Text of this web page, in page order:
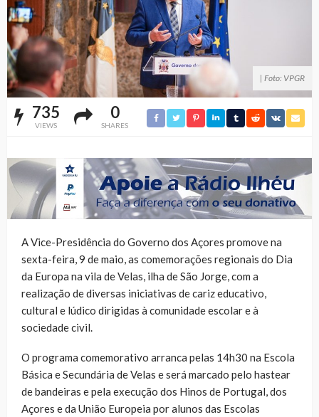
| Foto: VPGR
735
VIEWS
0
SHARES
A Vice-Presidência do Governo dos Açores promove na
sexta-feira, 9 de maio, as comemorações regionais do Dia
da Europa na vila de Velas, ilha de São Jorge, com a
realização de diversas iniciativas de cariz educativo,
cultural e lúdico dirigidas à comunidade escolar e à
sociedade civil.
O programa comemorativo arranca pelas 14h30 na Escola
Básica e Secundária de Velas e será marcado pelo hastear
de bandeiras e pela execução dos Hinos de Portugal, dos
Açores e da União Europeia por alunos das Escolas